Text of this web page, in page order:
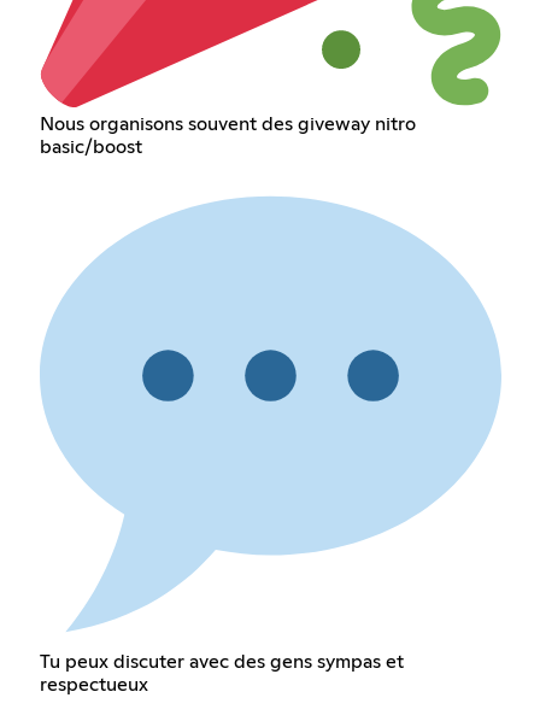
Nous organisons souvent des giveway nitro
basic/boost
Tu peux discuter avec des gens sympas et
respectueux